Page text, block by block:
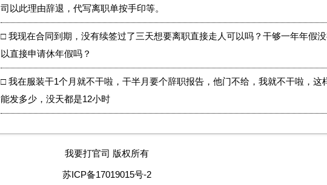
司以此理由辞退，代写离职单按手印等。
□ 我现在合同到期，没有续签过了三天想要离职直接走人可以吗？干够一年年假
以直接申请休年假吗？
□ 我在服装干1个月就不干啦，干半月要个辞职报告，他门不给，我就不干啦，这
能发多少，没天都是12小时
我要打官司 版权所有
苏ICP备17019015号-2